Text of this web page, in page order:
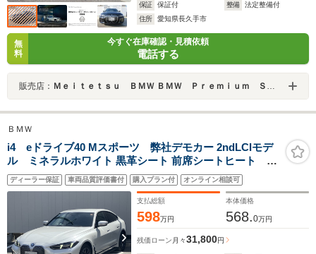
保証
保証付 整備
法定整備付
住所
愛知県長久手市
無
料
今すぐ在庫確認・見積依頼
電話する
販売店： Ｍｅｉｔｅｔｓｕ ＢＭＷ ＢＭＷ Ｐｒｅｍｉｕｍ Ｓｅｌｅｃｔｉｏｎ 長久手
ＢＭＷ
i4 eドライブ40 Mスポーツ 弊社デモカー 2ndLCIモデ
ル ミネラルホワイト 黒革シート 前席シートヒート ハ
ーマンカードン ヘッドアップディスプレイ ステアリ
ングヒーター Mトランクスポイラー TV Mスポーツ
ディーラー保証 車両品質評価書付 購入プラン付 オンライン相談可
支払総額
598万円
本体価格
568.0万円
残価ローン 月々31,800円